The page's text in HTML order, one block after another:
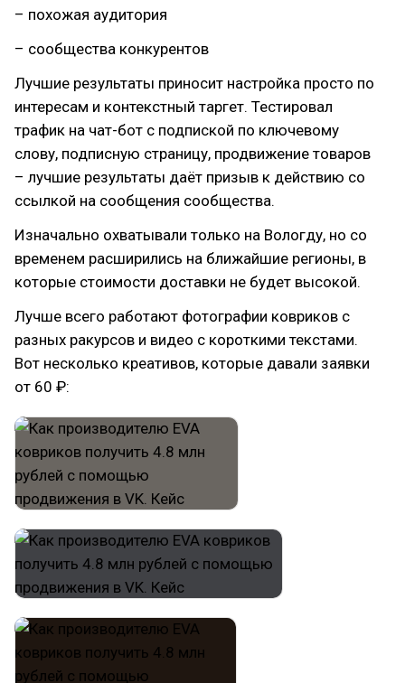
– похожая аудитория
– сообщества конкурентов
Лучшие результаты приносит настройка просто по
интересам и контекстный таргет. Тестировал
трафик на чат-бот с подпиской по ключевому
слову, подписную страницу, продвижение товаров
– лучшие результаты даёт призыв к действию со
ссылкой на сообщения сообщества.
Изначально охватывали только на Вологду, но со
временем расширились на ближайшие регионы, в
которые стоимости доставки не будет высокой.
Лучше всего работают фотографии ковриков с
разных ракурсов и видео с короткими текстами.
Вот несколько креативов, которые давали заявки
от 60 ₽: